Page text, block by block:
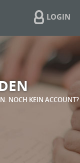
LOGIN
NOCH KEIN ACCOUNT?